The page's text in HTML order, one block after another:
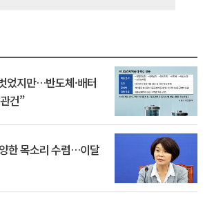
었지만…반도체·배터
건”
한 목소리 수렴…이달